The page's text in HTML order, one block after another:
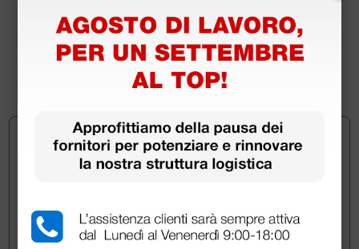
42,00 €
(Prezzo i.e.)